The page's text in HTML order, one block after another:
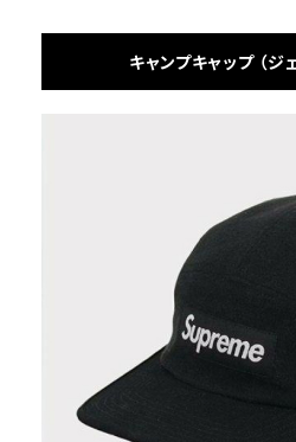
キャンプキャップ （ジ